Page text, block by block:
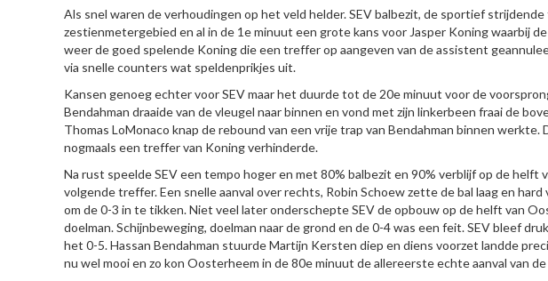
Als snel waren de verhoudingen op het veld helder. SEV balbezit, de sportief
zestienmetergebied en al in de 1e minuut een grote kans voor Jasper Koning waarbij
weer de goed spelende Koning die een treffer op aangeven van de assistent
via snelle counters wat speldenprikjes uit.
Kansen genoeg echter voor SEV maar het duurde tot de 20e minuut voor de
Bendahman draaide van de vleugel naar binnen en vond met zijn linkerbeen fraai de
Thomas LoMonaco knap de rebound van een vrije trap van Bendahman binnen
nogmaals een treffer van Koning verhinderde.
Na rust speelde SEV een tempo hoger en met 80% balbezit en 90% verblijf op de
volgende treffer. Een snelle aanval over rechts, Robin Schoew zette de bal laag en
om de 0-3 in te tikken. Niet veel later onderschepte SEV de opbouw op de helft van
doelman. Schijnbeweging, doelman naar de grond en de 0-4 was een feit. SEV bleef
het 0-5. Hassan Bendahman stuurde Martijn Kersten diep en diens voorzet landde
nu wel mooi en zo kon Oosterheem in de 80e minuut de allereerste echte aanval van